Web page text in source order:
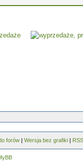
forów | Wersja bez grafiki | RSS